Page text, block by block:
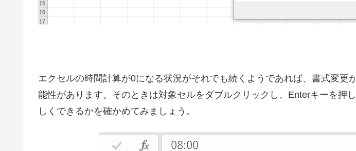
エクセルの時間計算が0になる状況がそれでも続くようであれば、書式変更
能性があります。そのときは対象セルをダブルクリックし、Enterキーを押
しくできるかを確かめてみましょう。